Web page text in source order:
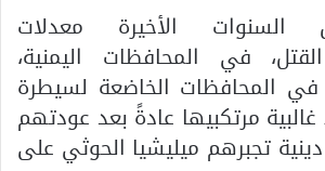
السنوات الأخيرة معدلات
في المحافظات اليمنية،
في المحافظات الخاضعة لسيطرة
غالبية مرتكبيها عادةً بعد عودتهم
تجبرهم ميليشيا الحوثي على